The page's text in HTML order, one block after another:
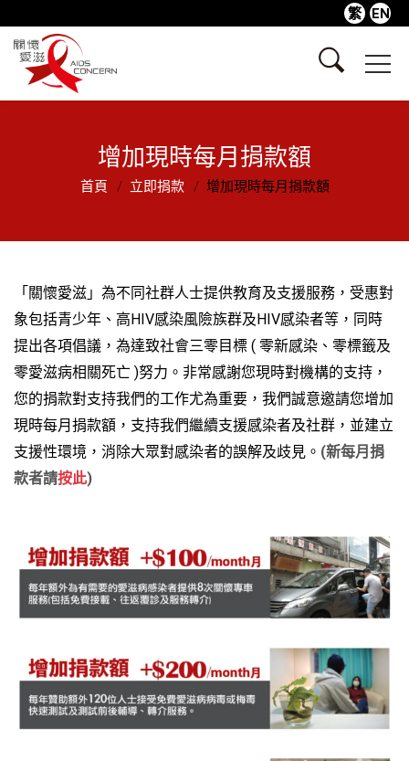
繁 EN
增加現時每月捐款額
首頁 立即捐款 增加現時每月捐款額
「關懷愛滋」為不同社群人士提供教育及支援服務，受惠對
象包括青少年、高HIV感染風險族群及HIV感染者等，同時
提出各項倡議，為達致社會三零目標 ( 零新感染、零標籤及
零愛滋病相關死亡 )努力。非常感謝您現時對機構的支持，
您的捐款對支持我們的工作尤為重要，我們誠意邀請您增加
現時每月捐款額，支持我們繼續支援感染者及社群，並建立
支援性環境，消除大眾對感染者的誤解及歧見。 (新每月捐
款者請按此)